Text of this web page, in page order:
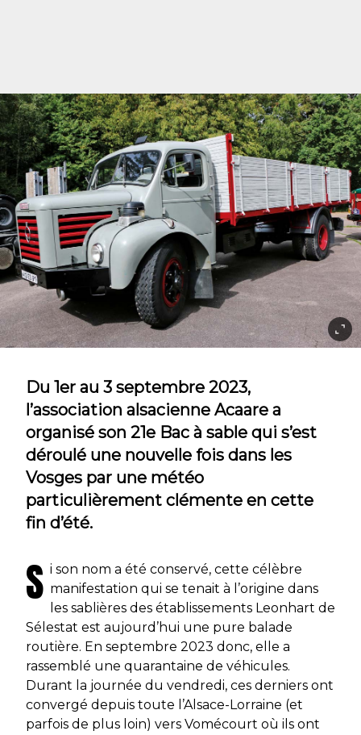
Du 1er au 3 septembre 2023,
l’association alsacienne Acaare a
organisé son 21e Bac à sable qui s’est
déroulé une nouvelle fois dans les
Vosges par une météo
particulièrement clémente en cette
fin d’été.
S i son nom a été conservé, cette célèbre
manifestation qui se tenait à l’origine dans
les sablières des établissements Leonhart de
Sélestat est aujourd’hui une pure balade
routière. En septembre 2023 donc, elle a
rassemblé une quarantaine de véhicules.
Durant la journée du vendredi, ces derniers ont
convergé depuis toute l’Alsace-Lorraine (et
parfois de plus loin) vers Vomécourt où ils ont